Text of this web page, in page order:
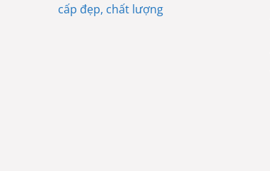
cấp đẹp, chất lượng